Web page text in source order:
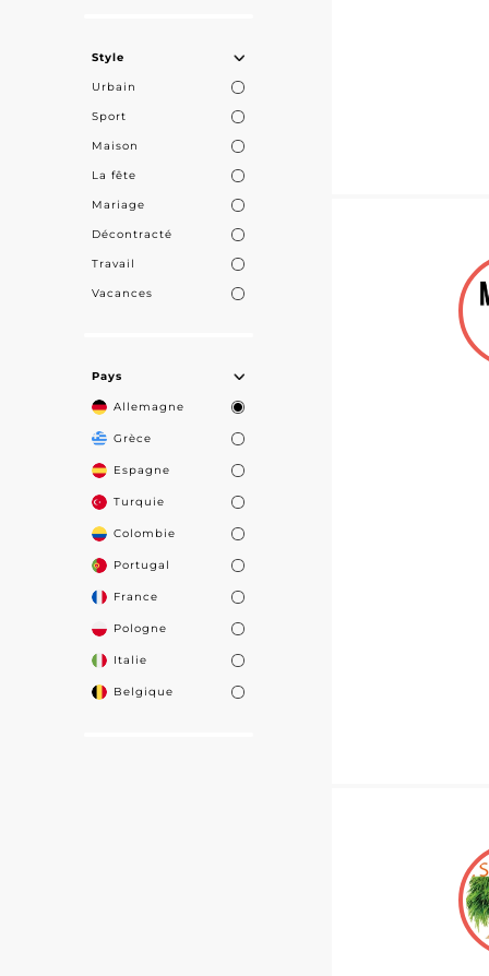
Style
Urbain
Sport
Maison
La fête
Mariage
Décontracté
Travail
Vacances
Pays
Allemagne
Grèce
Espagne
Turquie
Colombie
Portugal
France
Pologne
Italie
Belgique